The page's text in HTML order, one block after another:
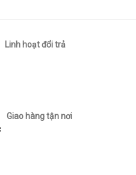
Linh hoạt đổi trả
Giao hàng tận nơi